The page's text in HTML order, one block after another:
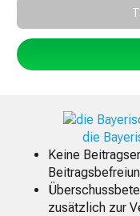
die
Keine
zusätzlich zur